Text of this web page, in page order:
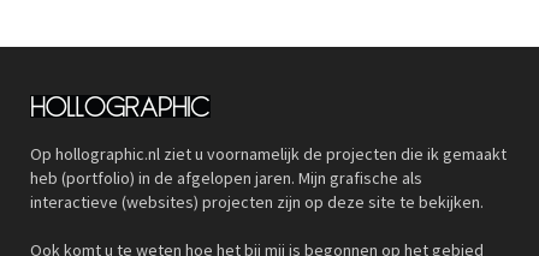
Op hollographic.nl ziet u voornamelijk de projecten die ik gemaakt
heb (portfolio) in de afgelopen jaren. Mijn grafische als
interactieve (websites) projecten zijn op deze site te bekijken.
Ook komt u te weten hoe het bij mij is begonnen op het gebied